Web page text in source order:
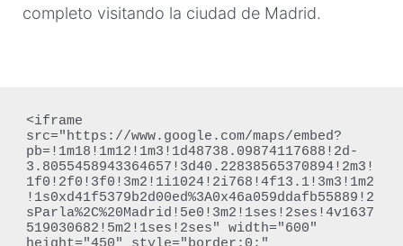
completo visitando la ciudad de Madrid.
<iframe
src="https://www.google.com/maps/embed?
pb=!1m18!1m12!1m3!1d48738.09874117688!2d-
3.8055458943364657!3d40.22838565370894!2m3!
1f0!2f0!3f0!3m2!1i1024!2i768!4f13.1!3m3!1m2
!1s0xd41f5379b2d00ed%3A0x46a059ddafb55889!2
sParla%2C%20Madrid!5e0!3m2!1ses!2ses!4v1637
519030682!5m2!1ses!2ses" width="600"